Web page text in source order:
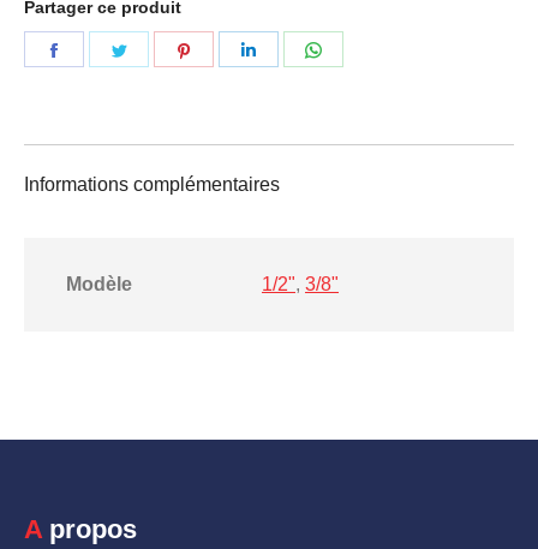
Partager ce produit
Partager Partager Partager Partager
Informations complémentaires
Modèle 1/2", 3/8"
A propos